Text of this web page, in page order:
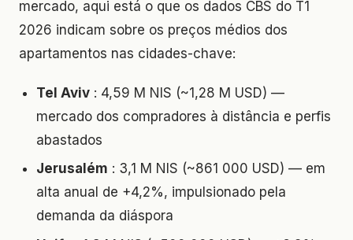
mercado, aqui está o que os dados CBS do T1
2026 indicam sobre os preços médios dos
apartamentos nas cidades-chave:
Tel Aviv : 4,59 M NIS (~1,28 M USD) —
mercado dos compradores à distância e perfis
abastados
Jerusalém : 3,1 M NIS (~861 000 USD) — em
alta anual de +4,2%, impulsionado pela
demanda da diáspora